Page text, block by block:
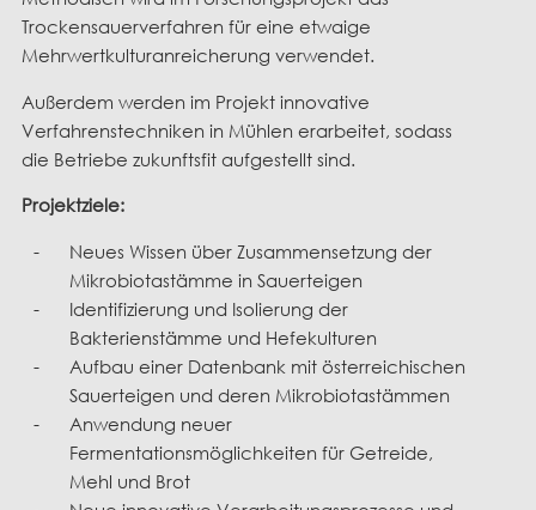
Trockensauerverfahren für eine etwaige
Mehrwertkulturanreicherung verwendet.
Außerdem werden im Projekt innovative
Verfahrenstechniken in Mühlen erarbeitet, sodass
die Betriebe zukunftsfit aufgestellt sind.
Projektziele:
Neues Wissen über Zusammensetzung der
Mikrobiotastämme in Sauerteigen
Identifizierung und Isolierung der
Bakterienstämme und Hefekulturen
Aufbau einer Datenbank mit österreichischen
Sauerteigen und deren Mikrobiotastämmen
Anwendung neuer
Fermentationsmöglichkeiten für Getreide,
Mehl und Brot